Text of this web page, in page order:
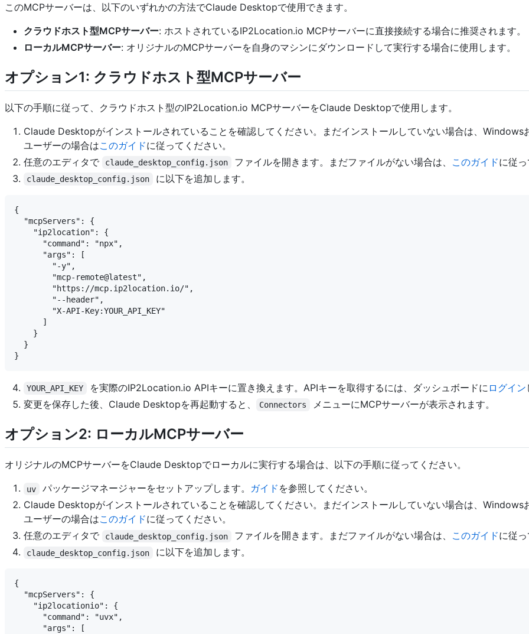
このMCPサーバーは、以下のいずれかの方法でClaude Desktopで使用できます。
クラウドホスト型MCPサーバー: ホストされているIP2Location.io MCPサーバーに直接接続する場合に推奨されます。
ローカルMCPサーバー: オリジナルのMCPサーバーを自身のマシンにダウンロードして実行する場合に使用します。
オプション1: クラウドホスト型MCPサーバー
以下の手順に従って、クラウドホスト型のIP2Location.io MCPサーバーをClaude Desktopで使用します。
Claude Desktopがインストールされていることを確認してください。まだインストールしていない場合は、Windows
ユーザーの場合はこのガイドに従ってください。
任意のエディタで
claude_desktop_config.json ファイルを開きます。まだファイルがない場合は、 このガイドに従っ
claude_desktop_config.json に以下を追加します。
{
  "mcpServers": {
    "ip2location": {
      "command": "npx",
      "args": [
        "-y",
        "mcp-remote@latest",
        "https://mcp.ip2location.io/",
        "--header",
        "X-API-Key:YOUR_API_KEY"
      ]
    }
  }
YOUR_API_KEY を実際のIP2Location.io APIキーに置き換えます。APIキーを取得するには、ダッシュボードに ログイン
変更を保存した後、Claude Desktopを再起動すると、
Connectors メニューにMCPサーバーが表示されます。
オプション2: ローカルMCPサーバー
オリジナルのMCPサーバーをClaude Desktopでローカルに実行する場合は、以下の手順に従ってください。
uv パッケージマネージャーをセットアップします。 ガイド を参照してください。
Claude Desktopがインストールされていることを確認してください。まだインストールしていない場合は、Windows
ユーザーの場合はこのガイドに従ってください。
任意のエディタで
claude_desktop_config.json ファイルを開きます。まだファイルがない場合は、 このガイドに従っ
claude_desktop_config.json に以下を追加します。
{
  "mcpServers": {
    "ip2locationio": {
      "command": "uvx",
      "args": [